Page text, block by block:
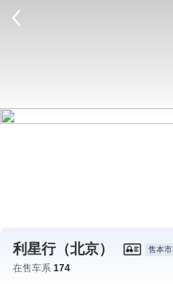
利星行（北京） 售本市
在售车系 174